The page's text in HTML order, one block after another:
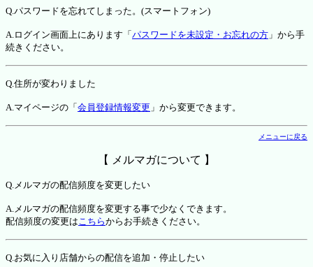
Q.パスワードを忘れてしまった。(スマートフォン)
A.ログイン画面上にあります「 パスワードを未設定・お忘れの方 」から手
続きください。
Q.住所が変わりました
A.マイページの「 会員登録情報変更 」から変更できます。
メニューに戻る
【 メルマガについて 】
Q.メルマガの配信頻度を変更したい
A.メルマガの配信頻度を変更する事で少なくできます。
配信頻度の変更はこちらからお手続きください。
Q.お気に入り店舗からの配信を追加・停止したい